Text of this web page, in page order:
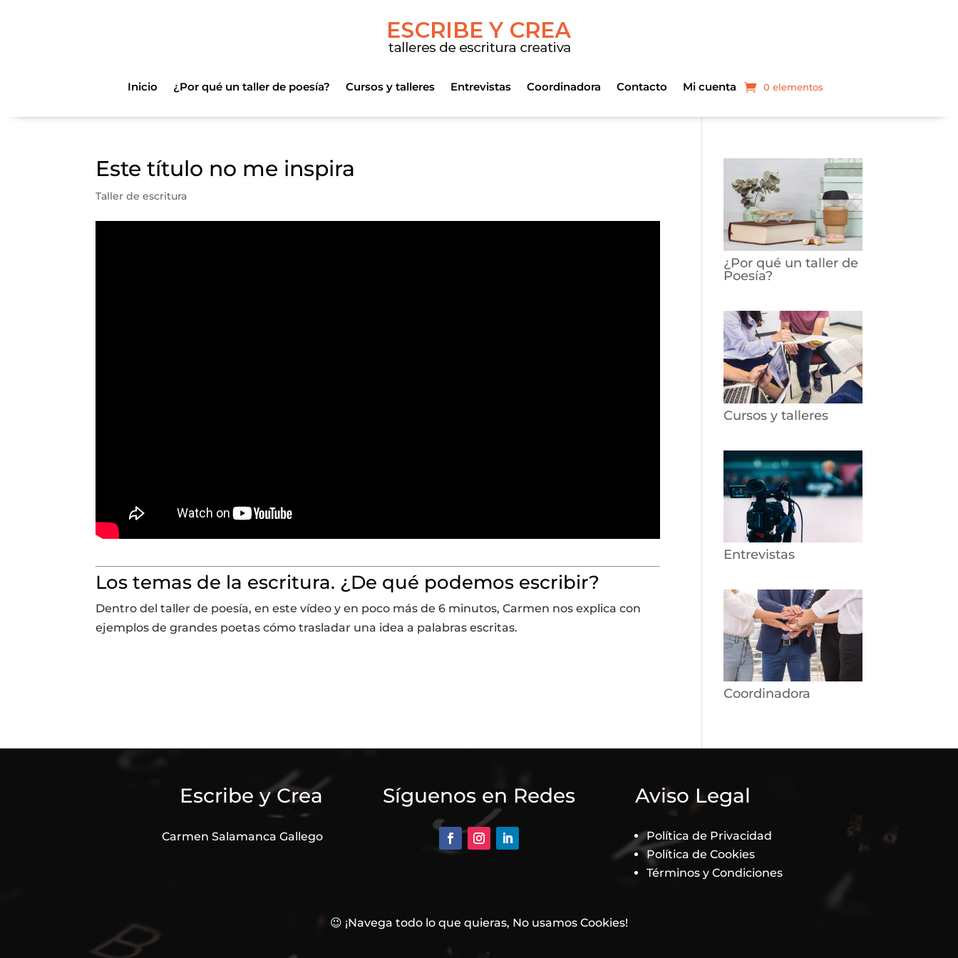
Inicio ¿Por qué un taller de poesía? Cursos y talleres Entrevistas Coordinadora Contacto Mi cuenta 0 elementos
Este título no me inspira
Taller de escritura
Los temas de la escritura. ¿De qué podemos escribir?
Dentro del taller de poesía, en este vídeo y en poco más de 6 minutos, Carmen nos explica con
ejemplos de grandes poetas cómo trasladar una idea a palabras escritas.
¿Por qué un taller de
Poesía?
Cursos y talleres
Entrevistas
Coordinadora
Escribe y Crea
Carmen Salamanca Gallego
Síguenos en Redes Aviso Legal
Política de Privacidad
Política de Cookies
Términos y Condiciones
😉 ¡Navega todo lo que quieras, No usamos Cookies!